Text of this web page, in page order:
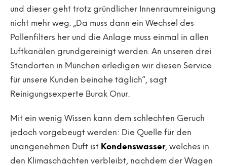
und dieser geht trotz gründlicher Innenraumreinigung
nicht mehr weg. „Da muss dann ein Wechsel des
Pollenfilters her und die Anlage muss einmal in allen
Luftkanälen grundgereinigt werden. An unseren drei
Standorten in München erledigen wir diesen Service
für unsere Kunden beinahe täglich“, sagt
Reinigungsexperte Burak Onur.
Mit ein wenig Wissen kann dem schlechten Geruch
jedoch vorgebeugt werden: Die Quelle für den
unangenehmen Duft ist Kondenswasser, welches in
den Klimaschächten verbleibt, nachdem der Wagen